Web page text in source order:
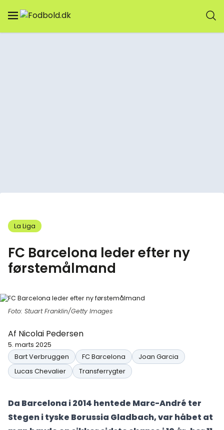
La Liga
FC Barcelona leder efter ny
førstemålmand
Foto: Stuart Franklin/Getty Images
Af Nicolai Pedersen
5. marts 2025
Bart Verbruggen
FC Barcelona
Joan Garcia
Lucas Chevalier
Transferrygter
Da Barcelona i 2014 hentede Marc-André ter
Stegen i tyske Borussia Gladbach, var håbet at